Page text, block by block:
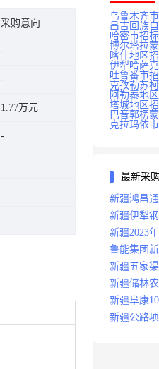
采购意向
1.77万元
乌鲁木齐
昌吉回族
哈密市招标
博尔塔拉
喀什地区
伊犁哈萨
吐鲁番市
克孜勒苏
阿勒泰地
塔城地区
巴音郭楞
克拉玛依
最新采
新疆鸿昌
新疆伊犁
新疆2023
鲁能集团
新疆五家
新疆储林
新疆阜康
新疆公路